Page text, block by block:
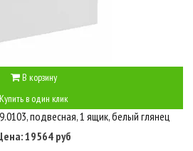
В корзину
Купить в один клик
подвесная, 1 ящик, белый глянец
19564 руб